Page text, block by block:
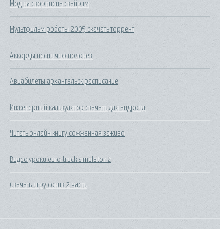
Мод на скорпиона скайрим
Мультфильм роботы 2005 скачать торрент
Аккорды песни чиж полонез
Авиабилеты архангельск расписание
Инженерный калькулятор скачать для андроид
Читать онлайн книгу сожженная заживо
Видео уроки euro truck simulator 2
Скачать игру соник 2 часть